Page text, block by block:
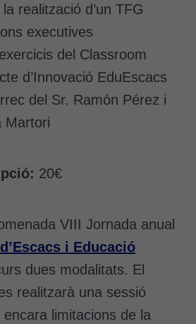
realització d’un TFG
executives
del Classroom
d’Innovació EduEscacs
del Sr. Ramón Pérez i
Martori
20€
VIII Jornada anual
i Educació
dues modalitats. El
realitzarà una sessió
limitacions de la